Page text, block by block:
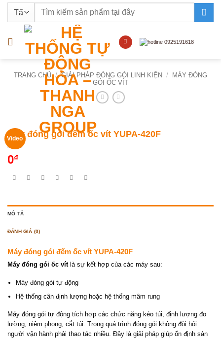
nội
Tìm
TRANG CHỦ / GIẢI PHÁP ĐÓNG GÓI LINH KIỆN /
MÁY ĐÓNG
GÓI ỐC VÍT
Video
Máy đóng gói đếm ốc vít YUPA-420F
0₫
MÔ TẢ
ĐÁNH GIÁ (0)
Máy đóng gói đếm ốc vít YUPA-420F
Máy đóng gói ốc vítlà sự kết hợp của các máy sau:
Máy đóng gói tự động
Hệ thống cân định lượng hoặc hệ thống mâm rung
Máy đóng gói tự động tích hợp các chức năng kéo túi, định lượng đo
lường, niêm phong, cắt túi. Trong quá trình đóng gói không đòi hỏi
người vận hành phải thao tác nhiều. Đây là giải pháp giúp ổn định sản